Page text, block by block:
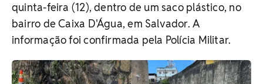
quinta-feira (12), dentro de um saco plástico, no
bairro de Caixa D'Água, em Salvador. A
informação foi confirmada pela Polícia Militar.